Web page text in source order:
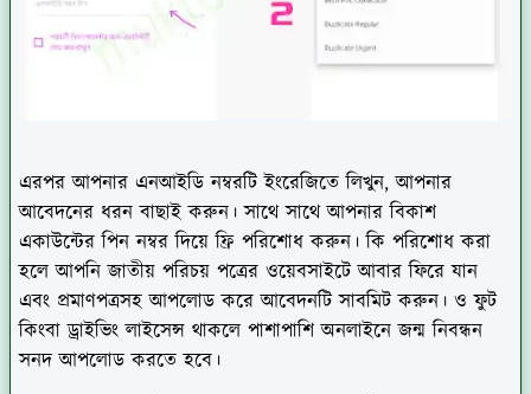
এরপর আপনার এনআইডি নম্বরটি ইংরেজিতে লিখুন, আপনার
আবেদনের ধরন বাছাই করুন। সাথে সাথে আপনার বিকাশ
একাউন্টের পিন নম্বর দিয়ে ফ্রি পরিশোধ করুন। কি পরিশোধ করা
হলে আপনি জাতীয় পরিচয় পত্রের ওয়েবসাইটে আবার ফিরে যান
এবং প্রমাণপত্রসহ আপলোড করে আবেদনটি সাবমিট করুন। ও ফুট
কিংবা ড্রাইভিং লাইসেন্স থাকলে পাশাপাশি অনলাইনে জন্ম নিবন্ধন
সনদ আপলোড করতে হবে।